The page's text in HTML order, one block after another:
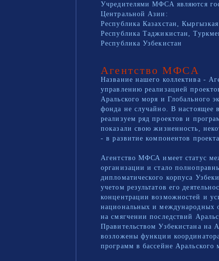
Учредителями МФСА являются
Центральной Азии:
Республика Казахстан,
Республика Таджикистан,
Республика Узбекистан
Агентство МФСА
Название нашего коллектива -
управлению реализацией
Аральского моря и Глобального
фонда не случайно. В настоящее
реализуем ряд проектов и
показали свою жизненность,
- в развитие компонентов
Агентство МФСА имеет статус
организации и стало
дипломатического корпуса
учетом результатов его
концентрации возможностей и
национальных и международных
на смягчении последствий
Правительством Узбекистана на
возложены функции
программ в бассейне Аральского